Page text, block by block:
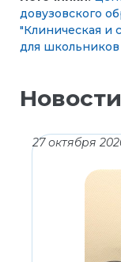
довузовского
"Клиническая и
для школьников
27 октября